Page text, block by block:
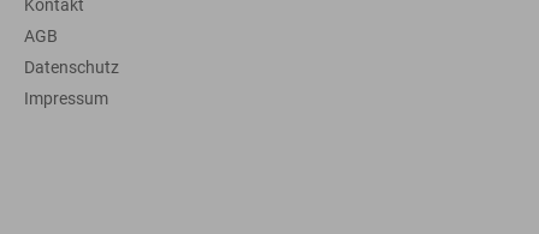
Kontakt
AGB
Datenschutz
Impressum